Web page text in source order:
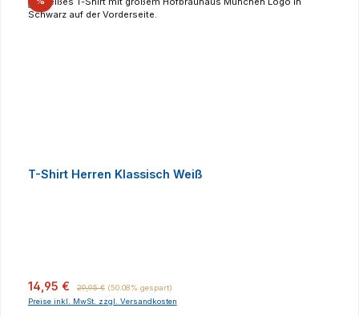
T-Shirt Herren Klassisch Weiß
Verkaufspreis:
14,95 € 29,95 € (50.08% gespart)
Preise inkl. MwSt. zzgl. Versandkosten